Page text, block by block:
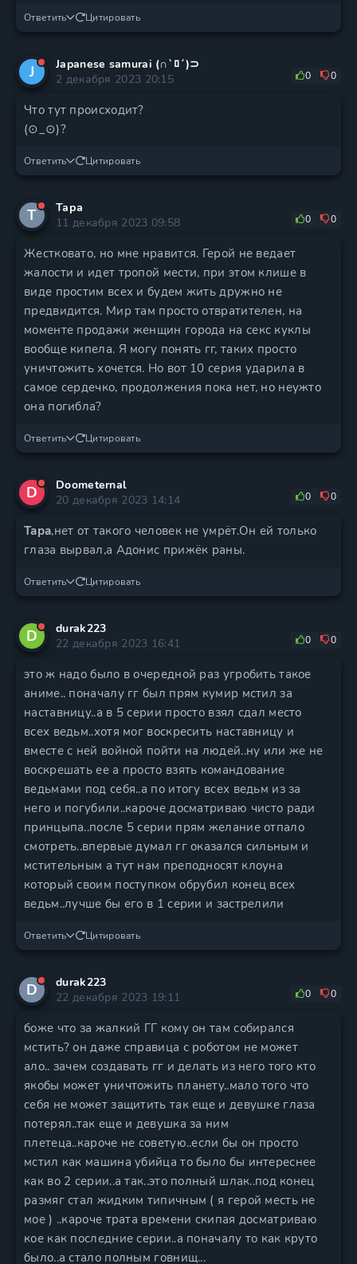
Ответить Цитировать
J
Japanese samurai (∩`ﾛ´)⊃
2 декабря 2023 20:15
0 0
Что тут происходит?
(⊙_⊙)?
Ответить Цитировать
Т
Тара
11 декабря 2023 09:58
0 0
Жестковато, но мне нравится. Герой не ведает
жалости и идет тропой мести, при этом клише в
виде простим всех и будем жить дружно не
предвидится. Мир там просто отвратителен, на
моменте продажи женщин города на секс куклы
вообще кипела. Я могу понять гг, таких просто
уничтожить хочется. Но вот 10 серия ударила в
самое сердечко, продолжения пока нет, но неужто
она погибла?
Ответить Цитировать
D
Doometernal
20 декабря 2023 14:14
0 0
Тара,нет от такого человек не умрёт.Он ей только
глаза вырвал,а Адонис прижёк раны.
Ответить Цитировать
D
durak223
22 декабря 2023 16:41
0 0
это ж надо было в очередной раз угробить такое
аниме.. поначалу гг был прям кумир мстил за
наставницу..а в 5 серии просто взял сдал место
всех ведьм..хотя мог воскресить наставницу и
вместе с ней войной пойти на людей..ну или же не
воскрешать ее а просто взять командование
ведьмами под себя..а по итогу всех ведьм из за
него и погубили..кароче досматриваю чисто ради
принцыпа..после 5 серии прям желание отпало
смотреть..впервые думал гг оказался сильным и
мстительным а тут нам преподносят клоуна
который своим поступком обрубил конец всех
ведьм..лучше бы его в 1 серии и застрелили
Ответить Цитировать
D
durak223
22 декабря 2023 19:11
0 0
боже что за жалкий ГГ кому он там собирался
мстить? он даже справица с роботом не может
ало.. зачем создавать гг и делать из него того кто
якобы может уничтожить планету..мало того что
себя не может защитить так еще и девушке глаза
потерял..так еще и девушка за ним
плетеца..кароче не советую..если бы он просто
мстил как машина убийца то было бы интереснее
как во 2 серии..а так..это полный шлак..под конец
размяг стал жидким типичным ( я герой месть не
мое ) ..кароче трата времени скипая досматриваю
кое как последние серии..а поначалу то как круто
было..а стало полным говнищ...